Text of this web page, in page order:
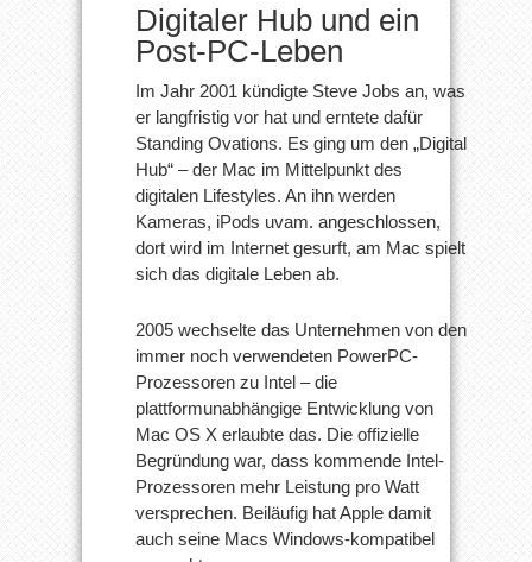
Digitaler Hub und ein
Post-PC-Leben
Im Jahr 2001 kündigte Steve Jobs an, was
er langfristig vor hat und erntete dafür
Standing Ovations. Es ging um den „Digital
Hub“ – der Mac im Mittelpunkt des
digitalen Lifestyles. An ihn werden
Kameras, iPods uvam. angeschlossen,
dort wird im Internet gesurft, am Mac spielt
sich das digitale Leben ab.
2005 wechselte das Unternehmen von den
immer noch verwendeten PowerPC-
Prozessoren zu Intel – die
plattformunabhängige Entwicklung von
Mac OS X erlaubte das. Die offizielle
Begründung war, dass kommende Intel-
Prozessoren mehr Leistung pro Watt
versprechen. Beiläufig hat Apple damit
auch seine Macs Windows-kompatibel